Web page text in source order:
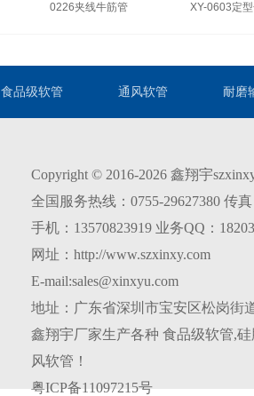
0226夹线牛筋管 XY-0603定
食品级软管 通风软管 耐磨
Copyright © 2016-2026 鑫翔宇
全国服务热线：0755-29627380 传
手机：13570823919 业务QQ：
网址：http://www.szxinxy.com
E-mail:sales@xinxyu.com
地址：广东省深圳市宝安区松岗街
鑫翔宇厂家生产各种 食品级软管,
风软管 ！
粤ICP备11097215号